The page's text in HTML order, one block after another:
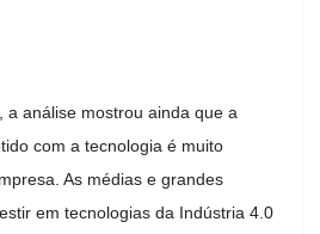
a análise mostrou ainda que a
com a tecnologia é muito
As médias e grandes
em tecnologias da Indústria 4.0